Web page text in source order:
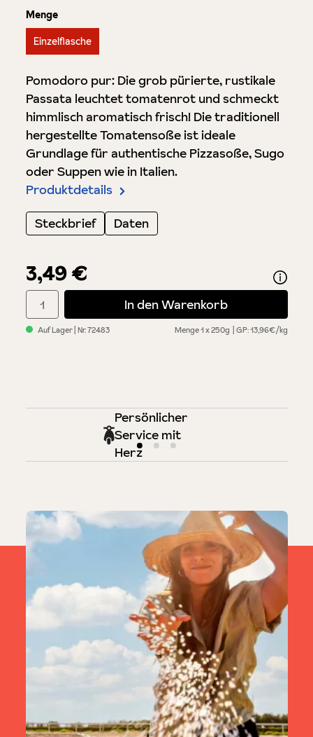
3,49 €
Pomodoro pur: Die grob pürierte, rustikale
Passata leuchtet tomatenrot und schmeckt
himmlisch aromatisch frisch! Die traditionell
hergestellte Tomatensoße ist ideale
Grundlage für authentische Pizzasoße, Sugo
oder Suppen wie in Italien.
Produktdetails
Steckbrief
Daten
Auf Lager | Nr.72483 Menge1 x 250g GP: 13,96€/kg
Mengeauswählen
Einzelflasche
Produkt Anzahl: Gib den gewünschten Wert ein oder benutze
In den Warenkorb
Persönlicher
Service mit
Herz